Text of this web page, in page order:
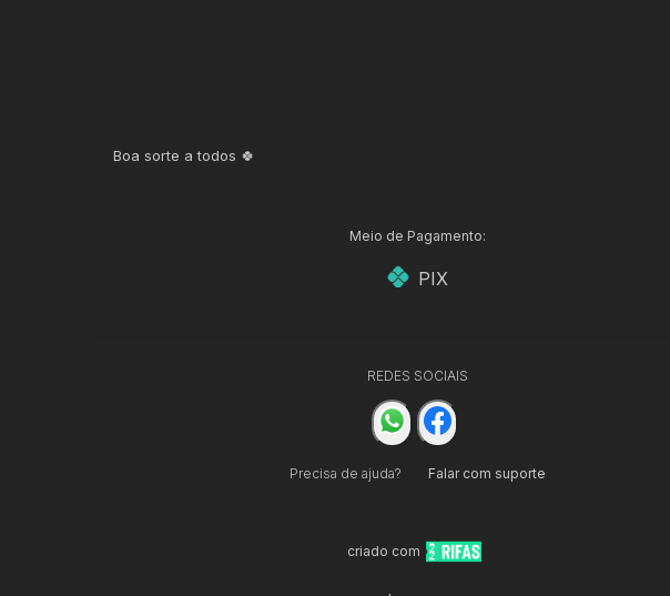
Boa sorte a todos 🍀
Meio de Pagamento:
PIX
REDES SOCIAIS
Precisa de ajuda? Falar com suporte
criado com